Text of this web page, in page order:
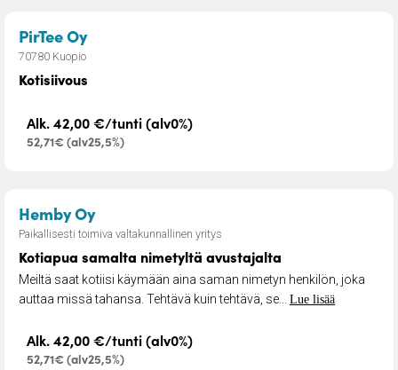
PirTee Oy– Kotisiivous
70780 Kuopio
Kotisiivous
Alk. 42,00 €/tunti (alv0%)
52,71€ (alv25,5%)
Hemby Oy– Kotiapua samalta nimetyltä
Paikallisesti toimiva valtakunnallinen yritys
Kotiapua samalta nimetyltä avustajalta
Meiltä saat kotiisi käymään aina saman nimetyn henkilön, joka
auttaa missä tahansa. Tehtävä kuin tehtävä, se... Lue lisää
Alk. 42,00 €/tunti (alv0%)
52,71€ (alv25,5%)